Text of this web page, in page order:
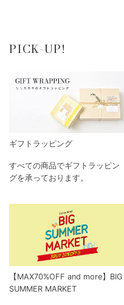
PICK-UP!
ギフトラッピング
すべての商品でギフトラッピン
グを承っております。
【MAX70%OFF and more】BIG
SUMMER MARKET